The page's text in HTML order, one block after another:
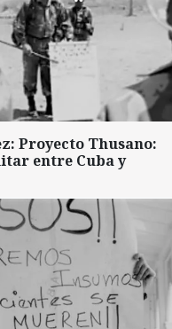
Proyecto Thusano:
entre Cuba y